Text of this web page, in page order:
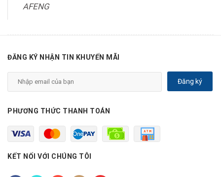
AFENG
ĐĂNG KÝ NHẬN TIN KHUYẾN MÃI
Đăng ký
PHƯƠNG THỨC THANH TOÁN
KẾT NỐI VỚI CHÚNG TÔI